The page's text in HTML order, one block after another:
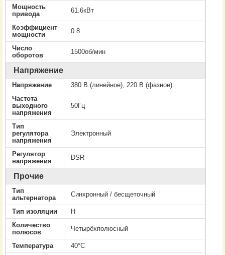
Мощность
привода
61.6кВт
Коэффициент
мощности
0.8
Число
оборотов
1500об/мин
Напряжение
Напряжение
380 В (линейное), 220 В (фазное)
Частота
выходного
напряжения
50Гц
Тип
регулятора
напряжения
Электронный
Регулятор
напряжения
DSR
Прочие
Тип
альтернатора
Cинхронный / бесщеточный
Тип изоляции
H
Количество
полюсов
Четырёхполюсный
Температура
40°C